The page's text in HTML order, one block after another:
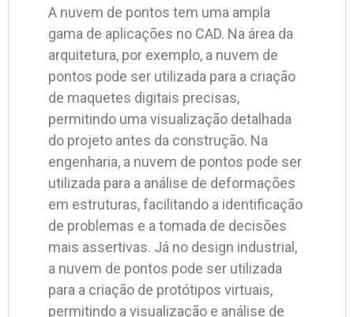
A nuvem de pontos tem uma ampla
gama de aplicações no CAD. Na área da
arquitetura, por exemplo, a nuvem de
pontos pode ser utilizada para a criação
de maquetes digitais precisas,
permitindo uma visualização detalhada
do projeto antes da construção. Na
engenharia, a nuvem de pontos pode ser
utilizada para a análise de deformações
em estruturas, facilitando a identificação
de problemas e a tomada de decisões
mais assertivas. Já no design industrial,
a nuvem de pontos pode ser utilizada
para a criação de protótipos virtuais,
permitindo a visualização e análise de